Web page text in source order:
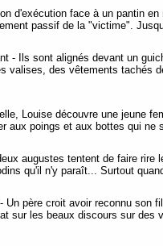
d'exécution face à un pantin en
passif de la "victime".
- Ils sont alignés devant un
valises, des vêtements tachés
Louise découvre une jeune
aux poings et aux bottes qui ne
augustes tentent de faire rire
qu'il n'y paraît... Surtout
père croit avoir reconnu son
sur les beaux discours sur des